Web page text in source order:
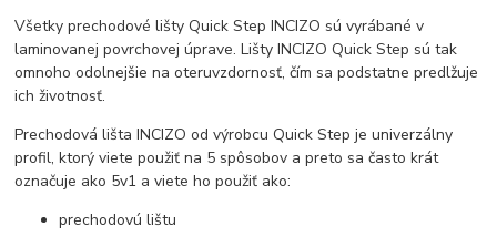
Všetky prechodové lišty Quick Step INCIZO sú vyrábané v
laminovanej povrchovej úprave. Lišty INCIZO Quick Step sú tak
omnoho odolnejšie na oteruvzdornosť, čím sa podstatne predlžuje
ich životnosť.
Prechodová lišta INCIZO od výrobcu Quick Step je univerzálny
profil, ktorý viete použiť na 5 spôsobov a preto sa často krát
označuje ako 5v1 a viete ho použiť ako:
prechodovú lištu